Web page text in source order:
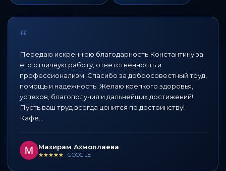
“
Передаю искреннюю благодарность Константину за
его отличную работу, ответственность и
профессионализм. Спасибо за добросовестный труд,
помощь и надежность. Желаю крепкого здоровья,
успехов, благополучия и дальнейших достижений!
Пусть ваш труд всегда ценится по достоинству!
Кафе…
Махирам Ахмоллаева
★★★★★ GOOGLE